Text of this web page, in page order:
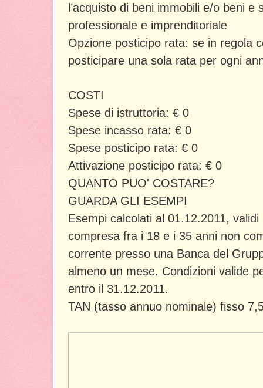
l’acquisto di beni immobili e/o beni e
professionale e imprenditoriale
Opzione posticipo rata: se in regola
posticipare una sola rata per ogni
COSTI
Spese di istruttoria: € 0
Spese incasso rata: € 0
Spese posticipo rata: € 0
Attivazione posticipo rata: € 0
QUANTO PUO' COSTARE?
GUARDA GLI ESEMPI
Esempi calcolati al 01.12.2011,
compresa fra i 18 e i 35 anni non
corrente presso una Banca del
almeno un mese. Condizioni valide
entro il 31.12.2011.
TAN (tasso annuo nominale) fisso